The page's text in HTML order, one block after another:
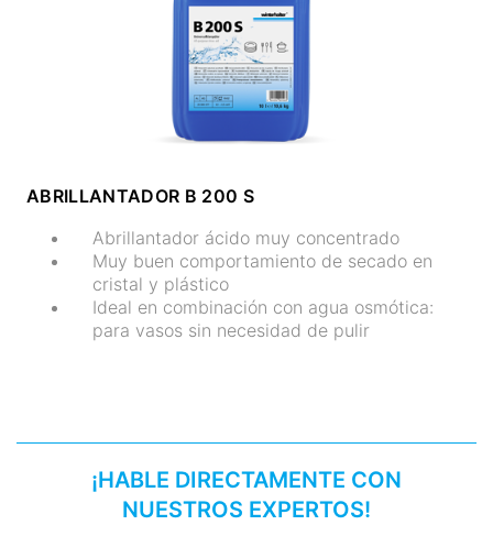
ABRILLANTADOR B 200 S
Abrillantador ácido muy concentrado
Muy buen comportamiento de secado en
cristal y plástico
Ideal en combinación con agua osmótica:
para vasos sin necesidad de pulir
¡HABLE DIRECTAMENTE CON
NUESTROS EXPERTOS!